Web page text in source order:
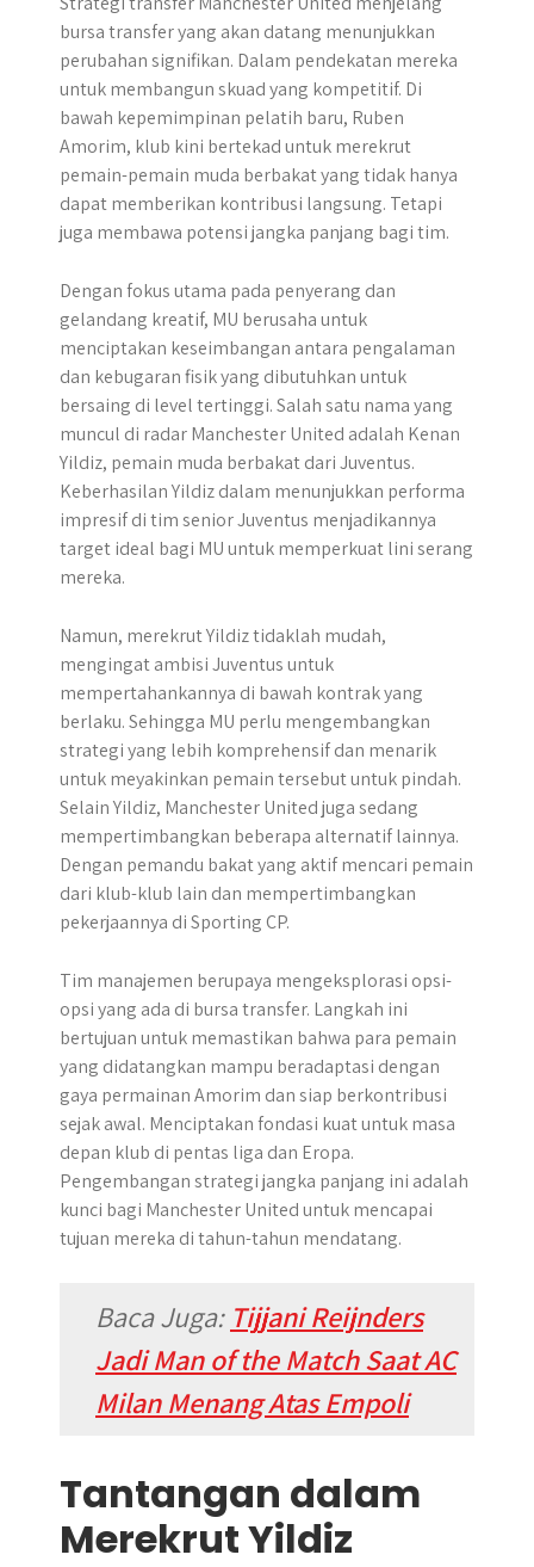
bursa transfer yang akan datang menunjukkan
perubahan signifikan. Dalam pendekatan mereka
untuk membangun skuad yang kompetitif. Di
bawah kepemimpinan pelatih baru, Ruben
Amorim, klub kini bertekad untuk merekrut
pemain-pemain muda berbakat yang tidak hanya
dapat memberikan kontribusi langsung. Tetapi
juga membawa potensi jangka panjang bagi tim.
Dengan fokus utama pada penyerang dan
gelandang kreatif, MU berusaha untuk
menciptakan keseimbangan antara pengalaman
dan kebugaran fisik yang dibutuhkan untuk
bersaing di level tertinggi. Salah satu nama yang
muncul di radar Manchester United adalah Kenan
Yildiz, pemain muda berbakat dari Juventus.
Keberhasilan Yildiz dalam menunjukkan performa
impresif di tim senior Juventus menjadikannya
target ideal bagi MU untuk memperkuat lini serang
mereka.
Namun, merekrut Yildiz tidaklah mudah,
mengingat ambisi Juventus untuk
mempertahankannya di bawah kontrak yang
berlaku. Sehingga MU perlu mengembangkan
strategi yang lebih komprehensif dan menarik
untuk meyakinkan pemain tersebut untuk pindah.
Selain Yildiz, Manchester United juga sedang
mempertimbangkan beberapa alternatif lainnya.
Dengan pemandu bakat yang aktif mencari pemain
dari klub-klub lain dan mempertimbangkan
pekerjaannya di Sporting CP.
Tim manajemen berupaya mengeksplorasi opsi-
opsi yang ada di bursa transfer. Langkah ini
bertujuan untuk memastikan bahwa para pemain
yang didatangkan mampu beradaptasi dengan
gaya permainan Amorim dan siap berkontribusi
sejak awal. Menciptakan fondasi kuat untuk masa
depan klub di pentas liga dan Eropa.
Pengembangan strategi jangka panjang ini adalah
kunci bagi Manchester United untuk mencapai
tujuan mereka di tahun-tahun mendatang.
Baca Juga: Tijjani Reijnders
Jadi Man of the Match Saat AC
Milan Menang Atas Empoli
Tantangan dalam
Merekrut Yildiz